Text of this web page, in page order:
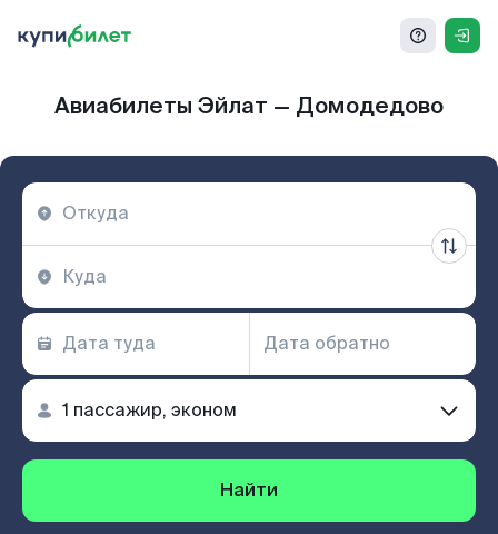
Авиабилеты Эйлат — Домодедово
Найти